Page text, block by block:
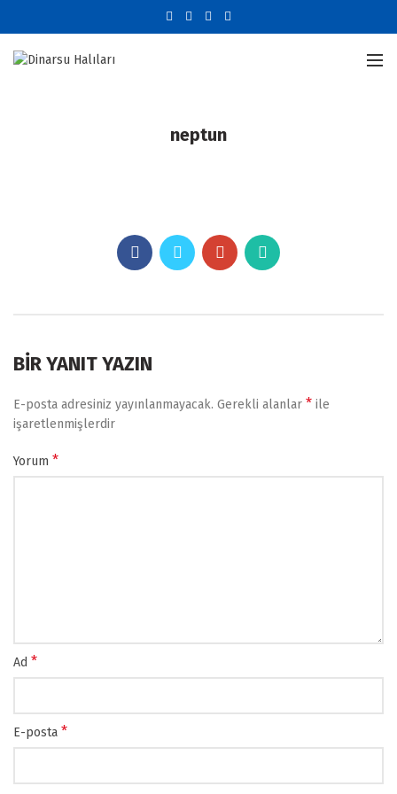
neptun
BIR YANIT YAZIN
E-posta adresiniz yayınlanmayacak. Gerekli alanlar * ile
işaretlenmişlerdir
Yorum *
Ad *
E-posta *